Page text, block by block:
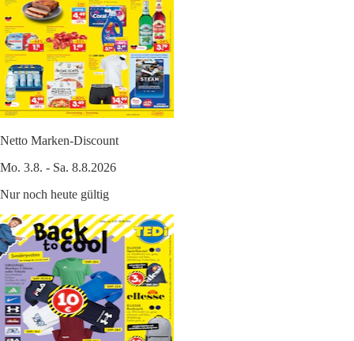
Netto Marken-Discount
Mo. 3.8. - Sa. 8.8.2026
Nur noch heute gültig